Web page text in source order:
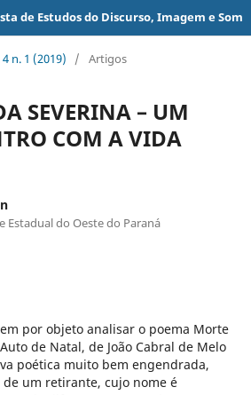
de Estudos do Discurso, Imagem e Som
4 n. 1 (2019) / Artigos
SEVERINA – UM
COM A VIDA
Estadual do Oeste do Paraná
por objeto analisar o poema Morte
de Natal, de João Cabral de Melo
poética muito bem engendrada,
um retirante, cujo nome é